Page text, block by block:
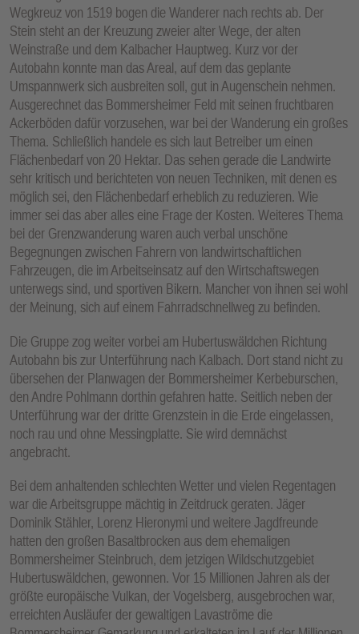
Wegkreuz von 1519 bogen die Wanderer nach rechts ab. Der
Stein steht an der Kreuzung zweier alter Wege, der alten
Weinstraße und dem Kalbacher Hauptweg. Kurz vor der
Autobahn konnte man das Areal, auf dem das geplante
Umspannwerk sich ausbreiten soll, gut in Augenschein nehmen.
Ausgerechnet das Bommersheimer Feld mit seinen fruchtbaren
Ackerböden dafür vorzusehen, war bei der Wanderung ein großes
Thema. Schließlich handele es sich laut Betreiber um einen
Flächenbedarf von 20 Hektar. Das sehen gerade die Landwirte
sehr kritisch und berichteten von neuen Techniken, mit denen es
möglich sei, den Flächenbedarf erheblich zu reduzieren. Wie
immer sei das aber alles eine Frage der Kosten. Weiteres Thema
bei der Grenzwanderung waren auch verbal unschöne
Begegnungen zwischen Fahrern von landwirtschaftlichen
Fahrzeugen, die im Arbeitseinsatz auf den Wirtschaftswegen
unterwegs sind, und sportiven Bikern. Mancher von ihnen sei wohl
der Meinung, sich auf einem Fahrradschnellweg zu befinden.
Die Gruppe zog weiter vorbei am Hubertuswäldchen Richtung
Autobahn bis zur Unterführung nach Kalbach. Dort stand nicht zu
übersehen der Planwagen der Bommersheimer Kerbeburschen,
den Andre Pohlmann dorthin gefahren hatte. Seitlich neben der
Unterführung war der dritte Grenzstein in die Erde eingelassen,
noch rau und ohne Messingplatte. Sie wird demnächst
angebracht.
Bei dem anhaltenden schlechten Wetter und vielen Regentagen
war die Arbeitsgruppe mächtig in Zeitdruck geraten. Jäger
Dominik Stähler, Lorenz Hieronymi und weitere Jagdfreunde
hatten den großen Basaltbrocken aus dem ehemaligen
Bommersheimer Steinbruch, dem jetzigen Wildschutzgebiet
Hubertuswäldchen, gewonnen. Vor 15 Millionen Jahren als der
größte europäische Vulkan, der Vogelsberg, ausgebrochen war,
erreichten Ausläufer der gewaltigen Lavaströme die